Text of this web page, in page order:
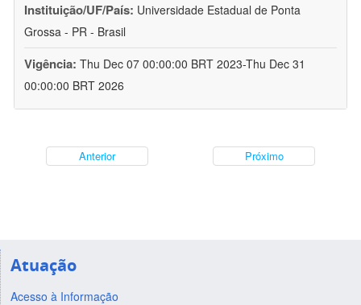
Instituição/UF/País: Universidade Estadual de Ponta
Grossa - PR - Brasil
Vigência: Thu Dec 07 00:00:00 BRT 2023-Thu Dec 31
00:00:00 BRT 2026
Anterior Próximo
Atuação
Acesso à Informação